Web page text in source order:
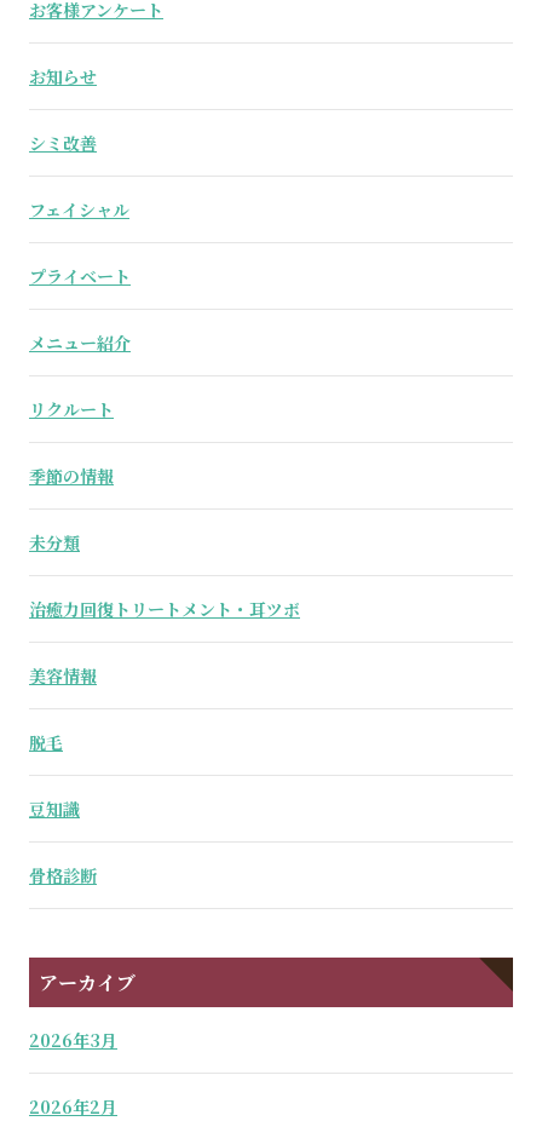
お客様アンケート
お知らせ
シミ改善
フェイシャル
プライベート
メニュー紹介
リクルート
季節の情報
未分類
治癒力回復トリートメント・耳ツボ
美容情報
脱毛
豆知識
骨格診断
アーカイブ
2026年3月
2026年2月